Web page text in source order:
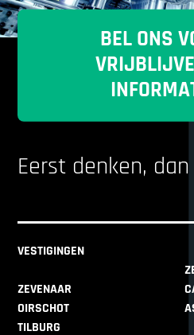
BEL ONS
Eerst denken,
VESTIGINGEN
ZEVENAAR
OIRSCHOT
TILBURG